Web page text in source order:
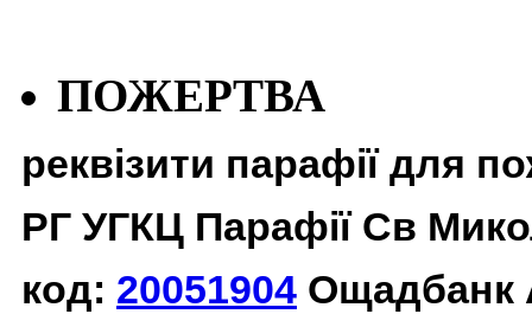
ПОЖЕРТВА
реквізити парафії для
РГ УГКЦ Парафії Св
код: 20051904 Ощадбанк